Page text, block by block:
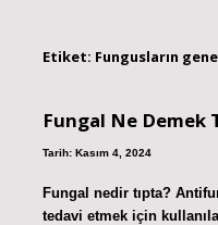
Etiket: Fungusların
Fungal Ne Demek
Tarih: Kasım 4, 2024
Fungal nedir tıpta?
tedavi etmek için